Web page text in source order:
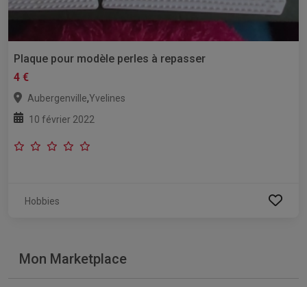
Plaque pour modèle perles à repasser
4 €
Aubergenville,Yvelines
10 février 2022
Hobbies
Mon Marketplace